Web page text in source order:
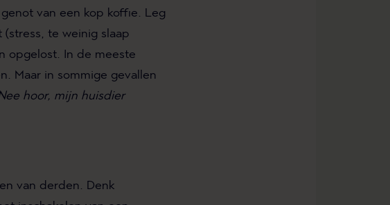
van een kop koffie. Leg
te weinig slaap
opgelost. In de meeste
Maar in sommige gevallen
hoor, mijn huisdier
van derden. Denk